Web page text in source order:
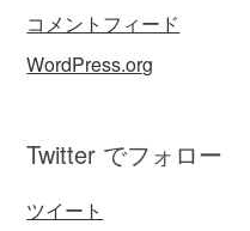
コメントフィード
WordPress.org
Twitter でフォロー
ツイート